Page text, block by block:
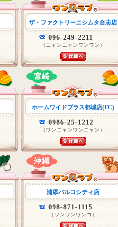
ザ・ファクトリーニシムタ合志店
096-249-2211
（ニャンニャンワンワン）
ホームワイドプラス都城店(FC)
0986-25-1212
（ワンニャンワンニャン）
浦添パルコシティ店
098-871-1115
（ワンワンワンコ）